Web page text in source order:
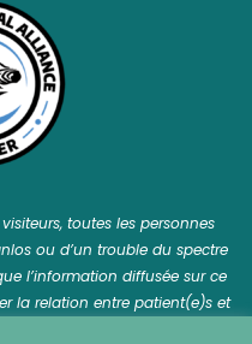
toutes les personnes
ou d’un trouble du spectre
l’information diffusée sur ce
la relation entre patient(e)s et